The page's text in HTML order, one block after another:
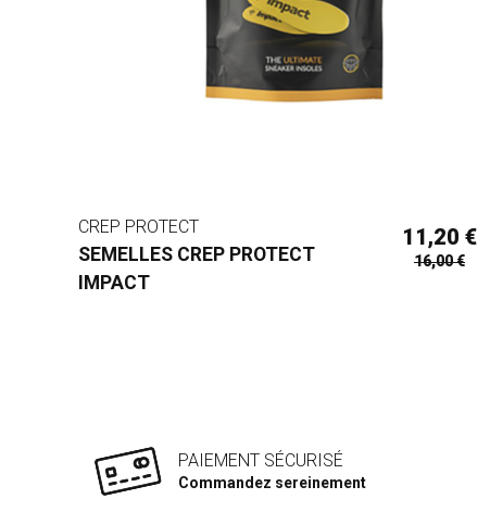
CREP PROTECT
SEMELLES CREP PROTECT
IMPACT
11,20 €
16,00 €
PAIEMENT SÉCURISÉ
Commandez sereinement